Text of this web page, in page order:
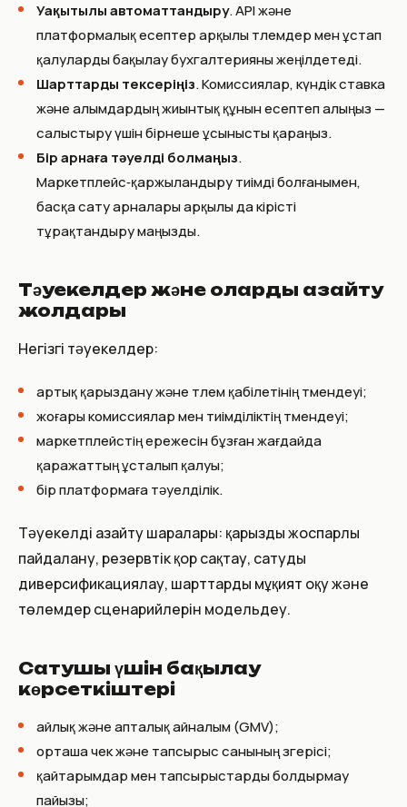
Уақытылы автоматтандыру. API және
платформалық есептер арқылы төлемдер мен ұстап
қалуларды бақылау бухгалтерияны жеңілдетеді.
Шарттарды тексеріңіз. Комиссиялар, күндік ставка
және алымдардың жиынтық құнын есептеп алыңыз —
салыстыру үшін бірнеше ұсынысты қараңыз.
Бір арнаға тәуелді болмаңыз.
Маркетплейс‑қаржыландыру тиімді болғанымен,
басқа сату арналары арқылы да кірісті
тұрақтандыру маңызды.
Тәуекелдер және оларды азайту
жолдары
Негізгі тәуекелдер:
артық қарыздану және төлем қабілетінің төмендеуі;
жоғары комиссиялар мен тиімділіктің төмендеуі;
маркетплейстің ережесін бұзған жағдайда
қаражаттың ұсталып қалуы;
бір платформаға тәуелділік.
Тәуекелді азайту шаралары: қарызды жоспарлы
пайдалану, резервтік қор сақтау, сатуды
диверсификациялау, шарттарды мұқият оқу және
төлемдер сценарийлерін модельдеу.
Сатушы үшін бақылау
көрсеткіштері
айлық және апталық айналым (GMV);
орташа чек және тапсырыс санының өзгерісі;
қайтарымдар мен тапсырыстарды болдырмау
пайызы;